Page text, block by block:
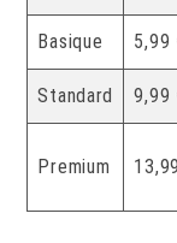
Basique 5,99
Standard 9,99
Premium